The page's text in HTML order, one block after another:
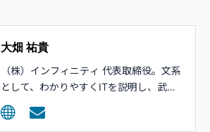
大畑 祐貴
（株）インフィニティ 代表取締役。文系
として、わかりやすくITを説明し、武器
として活用してもらうコンサルティング
を行っています。